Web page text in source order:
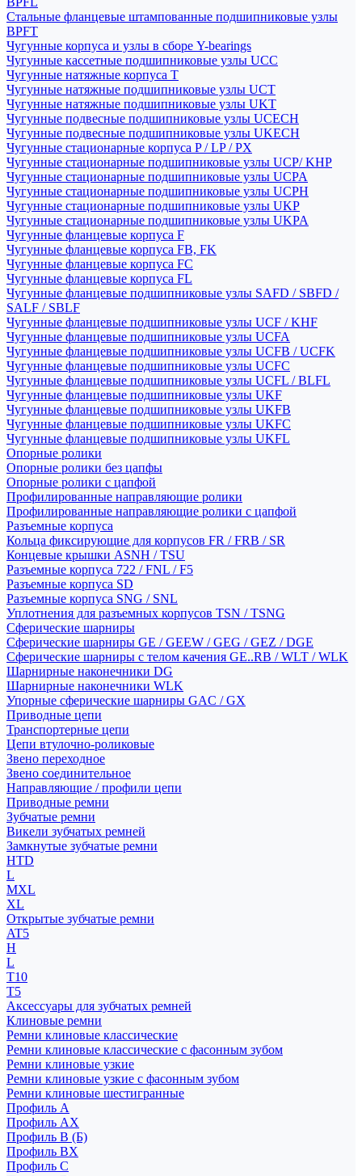
Стальные фланцевые штампованные подшипниковые узлы
BPFT
Чугунные корпуса и узлы в сборе Y-bearings
Чугунные кассетные подшипниковые узлы UCC
Чугунные натяжные корпуса T
Чугунные натяжные подшипниковые узлы UCT
Чугунные натяжные подшипниковые узлы UKT
Чугунные подвесные подшипниковые узлы UCECH
Чугунные подвесные подшипниковые узлы UKECH
Чугунные стационарные корпуса P / LP / PX
Чугунные стационарные подшипниковые узлы UCP/ KHP
Чугунные стационарные подшипниковые узлы UCPA
Чугунные стационарные подшипниковые узлы UCPH
Чугунные стационарные подшипниковые узлы UKP
Чугунные стационарные подшипниковые узлы UKPA
Чугунные фланцевые корпуса F
Чугунные фланцевые корпуса FB, FK
Чугунные фланцевые корпуса FC
Чугунные фланцевые корпуса FL
Чугунные фланцевые подшипниковые узлы SAFD / SBFD /
SALF / SBLF
Чугунные фланцевые подшипниковые узлы UCF / KHF
Чугунные фланцевые подшипниковые узлы UCFA
Чугунные фланцевые подшипниковые узлы UCFB / UCFK
Чугунные фланцевые подшипниковые узлы UCFC
Чугунные фланцевые подшипниковые узлы UCFL / BLFL
Чугунные фланцевые подшипниковые узлы UKF
Чугунные фланцевые подшипниковые узлы UKFB
Чугунные фланцевые подшипниковые узлы UKFC
Чугунные фланцевые подшипниковые узлы UKFL
Опорные ролики
Опорные ролики без цапфы
Опорные ролики с цапфой
Профилированные направляющие ролики
Профилированные направляющие ролики с цапфой
Разъемные корпуса
Кольца фиксирующие для корпусов FR / FRB / SR
Концевые крышки ASNH / TSU
Разъемные корпуса 722 / FNL / F5
Разъемные корпуса SD
Разъемные корпуса SNG / SNL
Уплотнения для разъемных корпусов TSN / TSNG
Сферические шарниры
Сферические шарниры GE / GEEW / GEG / GEZ / DGE
Сферические шарниры с телом качения GE..RB / WLT / WLK
Шарнирные наконечники DG
Шарнирные наконечники WLK
Упорные сферические шарниры GAC / GX
Приводные цепи
Транспортерные цепи
Цепи втулочно-роликовые
Звено переходное
Звено соединительное
Направляющие / профили цепи
Приводные ремни
Зубчатые ремни
Викели зубчатых ремней
Замкнутые зубчатые ремни
HTD
L
MXL
XL
Открытые зубчатые ремни
AT5
H
L
T10
T5
Аксессуары для зубчатых ремней
Клиновые ремни
Ремни клиновые классические
Ремни клиновые классические с фасонным зубом
Ремни клиновые узкие
Ремни клиновые узкие с фасонным зубом
Ремни клиновые шестигранные
Профиль A
Профиль AX
Профиль B (Б)
Профиль BX
Профиль C